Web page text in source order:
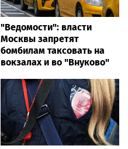
"Ведомости": власти
Москвы запретят
бомбилам таксовать на
вокзалах и во "Внуково"